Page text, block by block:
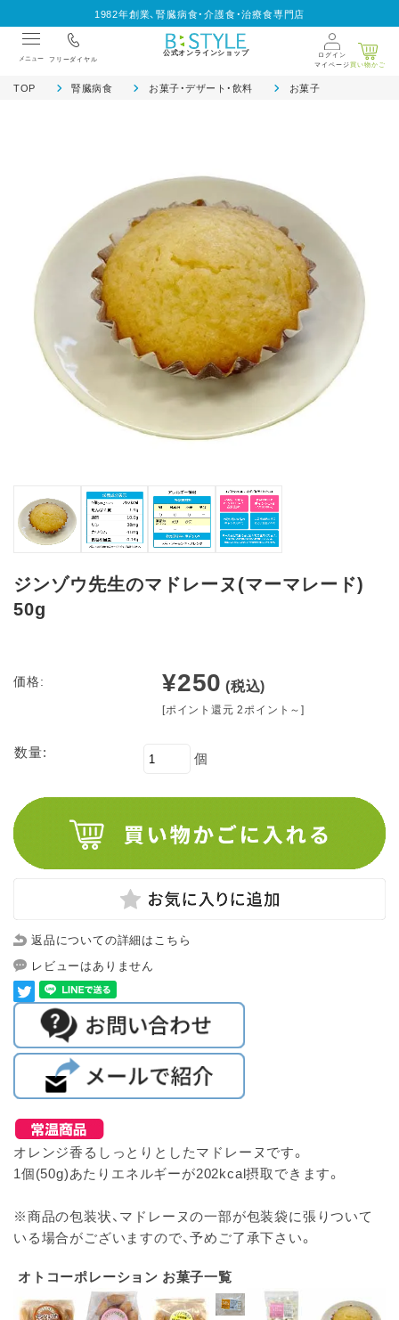
1982年創業、腎臓病食・介護食・治療食専門店
メニュー フリーダイヤル
公式オンラインショップ
ログイン
マイページ買い物かご
TOP 腎臓病食 お菓子・デザート・飲料 お菓子
ジンゾウ先生のマドレーヌ(マーマレード)
50g
価格: ¥250 (税込)
[ポイント還元 2ポイント～]
数量: 個
返品についての詳細はこちら
レビューはありません
オレンジ香るしっとりとしたマドレーヌです。
1個(50g)あたりエネルギーが202kcal摂取できます。
※商品の包装状、マドレーヌの一部が包装袋に張りついて
いる場合がございますので、予めご了承下さい。
オトコーポレーション お菓子一覧